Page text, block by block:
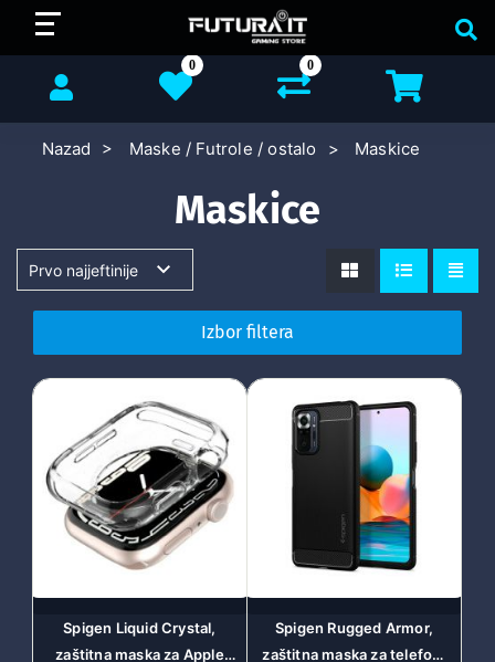
0
0
Nazad Maske / Futrole / ostalo Maskice
Maskice
Izbor filtera
Spigen Liquid Crystal,
zaštitna maska za Apple
Spigen Rugged Armor,
zaštitna maska za telefon,